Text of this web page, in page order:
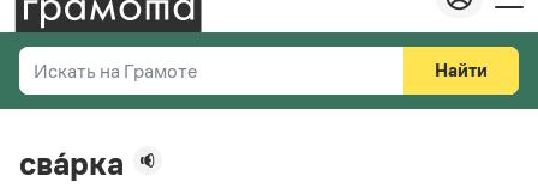
Искать на Грамоте
Справочная служба
Найти
сва́рка